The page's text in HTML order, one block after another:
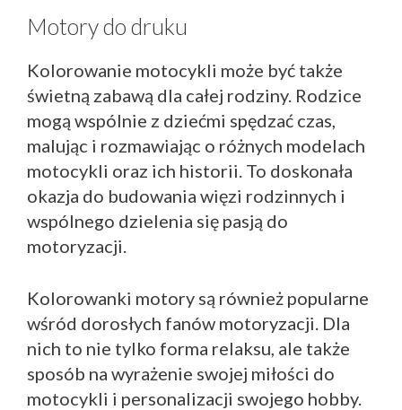
Motory do druku
Kolorowanie motocykli może być także
świetną zabawą dla całej rodziny. Rodzice
mogą wspólnie z dziećmi spędzać czas,
malując i rozmawiając o różnych modelach
motocykli oraz ich historii. To doskonała
okazja do budowania więzi rodzinnych i
wspólnego dzielenia się pasją do
motoryzacji.
Kolorowanki motory są również popularne
wśród dorosłych fanów motoryzacji. Dla
nich to nie tylko forma relaksu, ale także
sposób na wyrażenie swojej miłości do
motocykli i personalizacji swojego hobby.